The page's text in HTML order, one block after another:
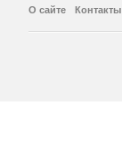
О сайте Контакты